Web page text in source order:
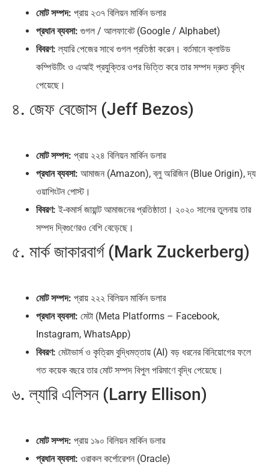
মোট সম্পদ: প্রায় ২৩৭ বিলিয়ন মার্কিন ডলার
প্রধান ব্যবসা: গুগল / আলফাবেট (Google / Alphabet)
বিবরণ: ল্যারি পেজের সাথে গুগল প্রতিষ্ঠা করেন। বর্তমানে ক্লাউড
কম্পিউটিং ও এআই প্রযুক্তির ওপর ভিত্তি করে তার সম্পদ দ্রুত বৃদ্ধি
পেয়েছে।
৪. জেফ বেজোস (Jeff Bezos)
মোট সম্পদ: প্রায় ২২৪ বিলিয়ন মার্কিন ডলার
প্রধান ব্যবসা: আমাজন (Amazon), ব্লু অরিজিন (Blue Origin), দ্য
ওয়াশিংটন পোস্ট।
বিবরণ: ই-কমার্স জায়ান্ট আমাজনের প্রতিষ্ঠাতা। ২০২০ সালের তুলনায় তার
সম্পদ দ্বিগুণেরও বেশি বেড়েছে।
৫. মার্ক জাকারবার্গ (Mark Zuckerberg)
মোট সম্পদ: প্রায় ২২২ বিলিয়ন মার্কিন ডলার
প্রধান ব্যবসা: মেটা (Meta Platforms – Facebook,
Instagram, WhatsApp)
বিবরণ: মেটাভার্স ও কৃত্রিম বুদ্ধিমত্তায় (AI) বড় ধরনের বিনিয়োগের ফলে
গত কয়েক বছরে তার মোট সম্পদ বিপুল পরিমাণে বৃদ্ধি পেয়েছে।
৬. ল্যারি এলিসন (Larry Ellison)
মোট সম্পদ: প্রায় ১৯০ বিলিয়ন মার্কিন ডলার
প্রধান ব্যবসা: ওরাকল কর্পোরেশন (Oracle)